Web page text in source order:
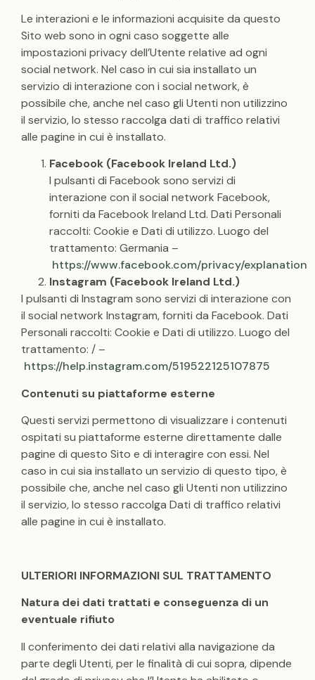
Le interazioni e le informazioni acquisite da questo
Sito web sono in ogni caso soggette alle
impostazioni privacy dell’Utente relative ad ogni
social network. Nel caso in cui sia installato un
servizio di interazione con i social network, è
possibile che, anche nel caso gli Utenti non utilizzino
il servizio, lo stesso raccolga dati di traffico relativi
alle pagine in cui è installato.
Facebook (Facebook Ireland Ltd.)
I pulsanti di Facebook sono servizi di
interazione con il social network Facebook,
forniti da Facebook Ireland Ltd. Dati Personali
raccolti: Cookie e Dati di utilizzo. Luogo del
trattamento: Germania –
https://www.facebook.com/privacy/explanation
Instagram (Facebook Ireland Ltd.)
I pulsanti di Instagram sono servizi di interazione con
il social network Instagram, forniti da Facebook. Dati
Personali raccolti: Cookie e Dati di utilizzo. Luogo del
trattamento: / –
https://help.instagram.com/519522125107875
Contenuti su piattaforme esterne
Questi servizi permettono di visualizzare i contenuti
ospitati su piattaforme esterne direttamente dalle
pagine di questo Sito e di interagire con essi. Nel
caso in cui sia installato un servizio di questo tipo, è
possibile che, anche nel caso gli Utenti non utilizzino
il servizio, lo stesso raccolga Dati di traffico relativi
alle pagine in cui è installato.
ULTERIORI INFORMAZIONI SUL TRATTAMENTO
Natura dei dati trattati e conseguenza di un
eventuale rifiuto
Il conferimento dei dati relativi alla navigazione da
parte degli Utenti, per le finalità di cui sopra, dipende